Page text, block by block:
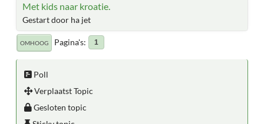
Met kids naar kroatie.
Gestart door ha jet
OMHOOG Pagina's 1
Poll
Verplaatst Topic
Gesloten topic